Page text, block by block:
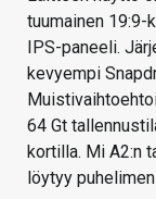
tuumainen 19:9-
IPS-paneeli.
kevyempi
64 Gt
kortilla. Mi A2:n
löytyy